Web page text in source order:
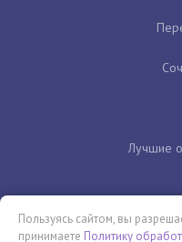
Лучшие
Пользуясь сайтом, вы
принимаете Политику